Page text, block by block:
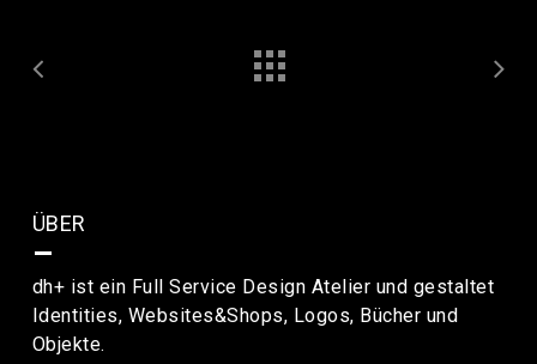
ÜBER
–
dh+ ist ein Full Service Design Atelier und gestaltet
Identities, Websites&Shops, Logos, Bücher und
Objekte.